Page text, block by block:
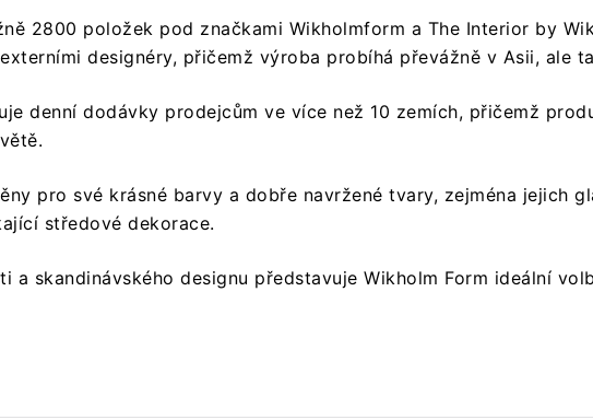
2800 položek pod značkami Wikholmform a The Interior by
designéry, přičemž výroba probíhá převážně v Asii, ale
denní dodávky prodejcům ve více než 10 zemích, přičemž
pro své krásné barvy a dobře navržené tvary, zejména jejich
středové dekorace.
a skandinávského designu představuje Wikholm Form ideální